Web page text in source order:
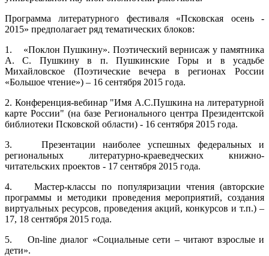
Программа литературного фестиваля «Псковская осень -
2015» предполагает ряд тематических блоков:
1. «Поклон Пушкину». Поэтический вернисаж у памятника
А. С. Пушкину в п. Пушкинские Горы и в усадьбе
Михайловское (Поэтические вечера в регионах России
«Большое чтение») – 16 сентября 2015 года.
2. Конференция-вебинар "Имя А.С.Пушкина на литературной
карте России" (на базе Регионального центра Президентской
библиотеки Псковской области) - 16 сентября 2015 года.
3. Презентации наиболее успешных федеральных и
региональных литературно-краеведческих книжно-
читательских проектов - 17 сентября 2015 года.
4. Мастер-классы по популяризации чтения (авторские
программы и методики проведения мероприятий, создания
виртуальных ресурсов, проведения акций, конкурсов и т.п.) –
17, 18 сентября 2015 года.
5. On-line диалог «Социальные сети – читают взрослые и
дети».